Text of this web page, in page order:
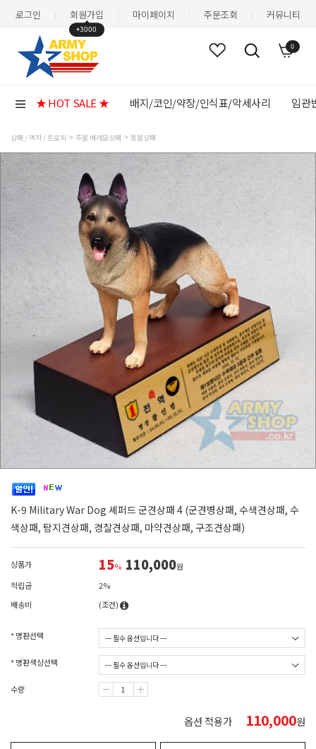
로그인 회원가입
+3000
마이페이지 주문조회 커뮤니티
0
★ HOT SALE ★ 배지/코인/약장/인식표/악세사리 임관
상패 / 액자 / 트로피 주물 베레모상패 동물상패
K-9 Military War Dog 셰퍼드 군견상패 4 (군견병상패, 수색견상패, 수
색상패, 탐지견상패, 경찰견상패, 마약견상패, 구조견상패)
상품가 15% 110,000원
적립금
2%
배송비
(조건)
* 명판선택
* 명판색상선택
수량
옵션 적용가 110,000원